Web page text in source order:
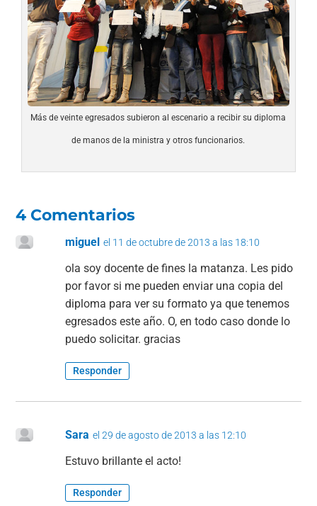
Más de veinte egresados subieron al escenario a recibir su diploma
de manos de la ministra y otros funcionarios.
4 Comentarios
miguel el 11 de octubre de 2013 a las 18:10
ola soy docente de fines la matanza. Les pido
por favor si me pueden enviar una copia del
diploma para ver su formato ya que tenemos
egresados este año. O, en todo caso donde lo
puedo solicitar. gracias
Responder
Sara el 29 de agosto de 2013 a las 12:10
Estuvo brillante el acto!
Responder